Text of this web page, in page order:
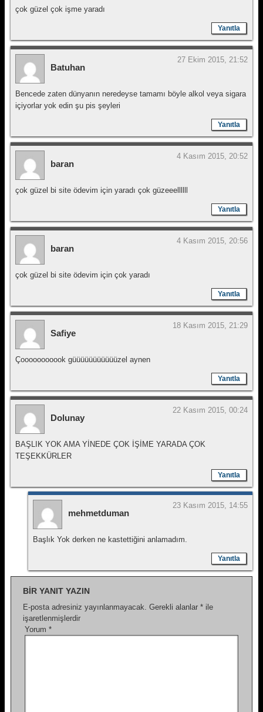
çok güzel çok işme yaradı
Yanıtla
Batuhan
27 Ekim 2015, 21:52
Bencede zaten dünyanın neredeyse tamamı böyle alkol veya sigara
içiyorlar yok edin şu pis şeyleri
Yanıtla
baran
4 Kasım 2015, 20:52
çok güzel bi site ödevim için yaradı çok güzeeellllll
Yanıtla
baran
4 Kasım 2015, 20:56
çok güzel bi site ödevim için çok yaradı
Yanıtla
Safiye
18 Kasım 2015, 21:29
Çooooooooook güüüüüüüüüüüzel aynen
Yanıtla
Dolunay
22 Kasım 2015, 00:24
BAŞLIK YOK AMA YİNEDE ÇOK İŞİME YARADA ÇOK
TEŞEKKÜRLER
Yanıtla
mehmetduman
23 Kasım 2015, 14:55
Başlık Yok derken ne kastettiğini anlamadım.
Yanıtla
BIR YANIT YAZIN
E-posta adresiniz yayınlanmayacak. Gerekli alanlar * ile
işaretlenmişlerdir
Yorum *